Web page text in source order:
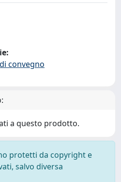
convegno
a questo prodotto.
protetti da copyright e
salvo diversa